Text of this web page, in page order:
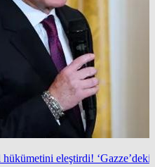
eleştirdi! ‘Gazze’deki